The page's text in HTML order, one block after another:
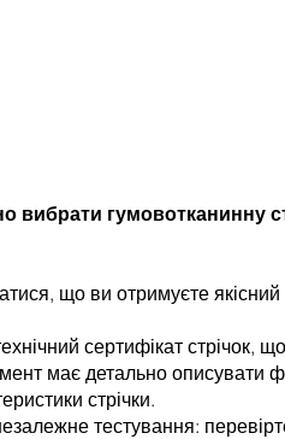
вибрати гумовотканинну
що ви отримуєте якісний
сертифікат стрічок,
має детально описувати
стрічки.
тестування: